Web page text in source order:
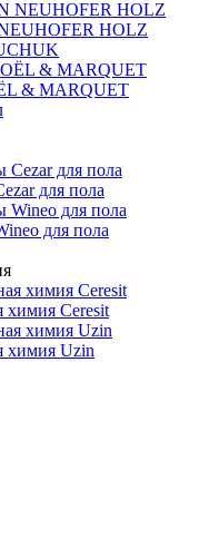
HOLZ
& MARQUET
для пола
для пола
химия Ceresit
химия Uzin